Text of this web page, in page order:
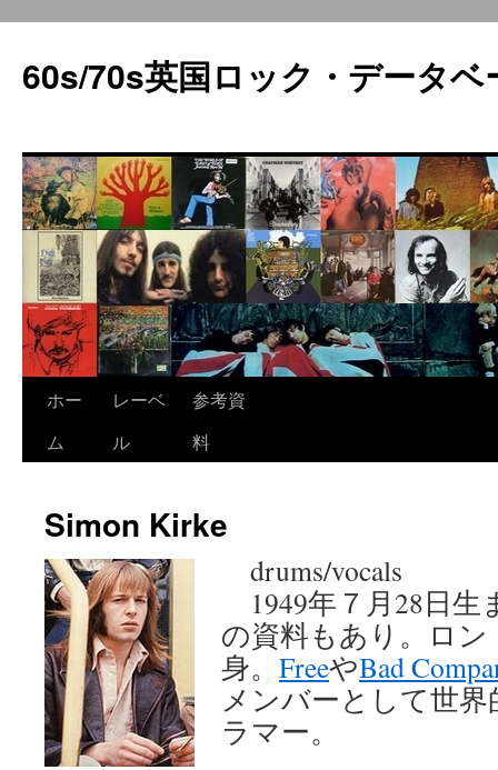
60s/70s英国ロック・データベ
ン
ツ
へ
ス
キ
ッ
ホー
ム
レーベ
ル
参考資
料
Simon Kirke
drums/vocals
1949年７月28日生
の資料もあり。ロ
身。 FreeやBad
メンバーとして世
ラマー。